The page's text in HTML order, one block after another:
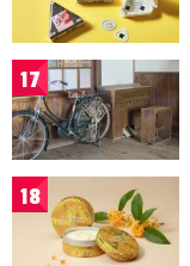
17
18